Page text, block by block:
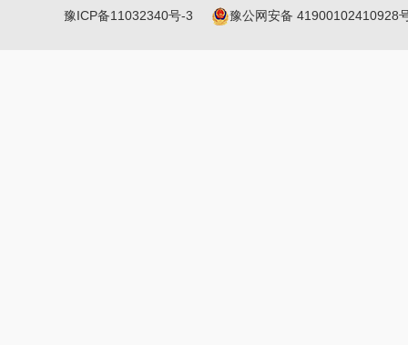
豫ICP备11032340号-3
豫公网安备 41900102410928